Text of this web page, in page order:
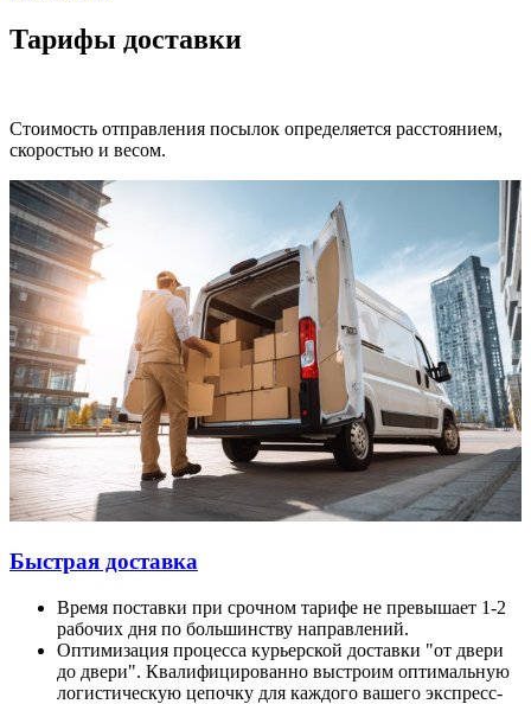
Тарифы доставки
Стоимость отправления посылок определяется расстоянием,
скоростью и весом.
Быстрая доставка
Время поставки при срочном тарифе не превышает 1-2
рабочих дня по большинству направлений.
Оптимизация процесса курьерской доставки "от двери
до двери". Квалифицированно выстроим оптимальную
логистическую цепочку для каждого вашего экспресс-